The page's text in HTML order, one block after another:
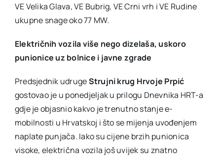
VE Velika Glava, VE Bubrig, VE Crni vrh i VE Rudine
ukupne snage oko 77 MW.
Električnih vozila više nego dizelaša, uskoro
punionice uz bolnice i javne zgrade
Predsjednik udrugeStrujni krug Hrvoje Prpić
gostovao je u ponedjeljak u prilogu Dnevnika HRT-a
gdje je objasnio kakvo je trenutno stanje e-
mobilnosti u Hrvatskoj i što se mijenja uvođenjem
naplate punjača. Iako su cijene brzih punionica
visoke, električna vozila još uvijek su znatno